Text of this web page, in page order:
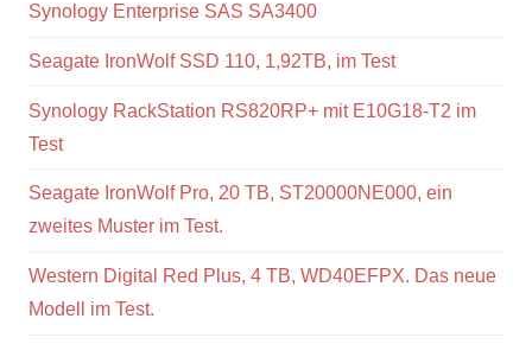
Synology Enterprise SAS SA3400
Seagate IronWolf SSD 110, 1,92TB, im Test
Synology RackStation RS820RP+ mit E10G18-T2 im
Test
Seagate IronWolf Pro, 20 TB, ST20000NE000, ein
zweites Muster im Test.
Western Digital Red Plus, 4 TB, WD40EFPX. Das neue
Modell im Test.